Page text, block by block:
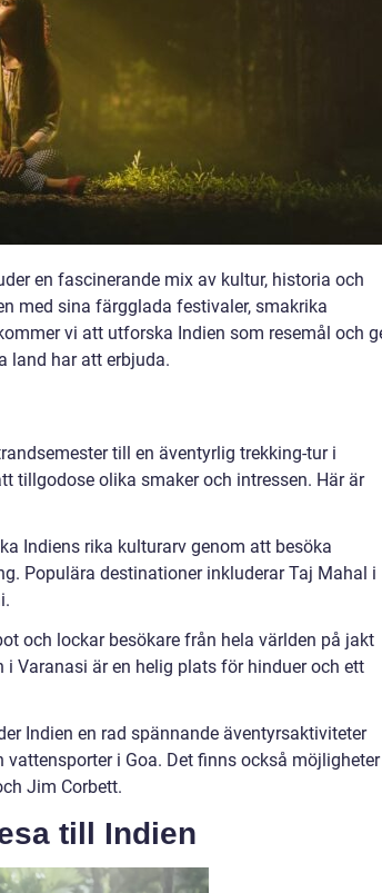
en fascinerande mix av kultur, historia och
med sina färgglada festivaler, smakrika
vi att utforska Indien som resemål och
land har att erbjuda.
till en äventyrlig trekking-tur i
tillgodose olika smaker och intressen. Här är
Indiens rika kulturarv genom att besöka
Populära destinationer inkluderar Taj Mahal i
och lockar besökare från hela världen på jakt
Varanasi är en helig plats för hinduer och ett
Indien en rad spännande äventyrsaktiviteter
i Goa. Det finns också möjligheter
Jim Corbett.
till Indien